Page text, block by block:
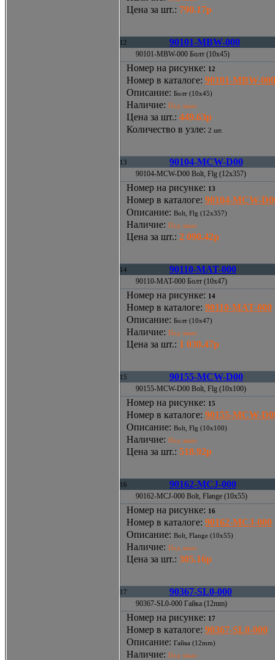
Цена за шт.: 790.17р
12 90101-MBW-000
90101-MBW-000 Болт (10x45)
Номер на рисунке: 12
Номер в каталоге: 90101-MBW-000
Описание: Болт (10x45)
Наличие: Под заказ
Цена за шт.: 449.63р
Количество в узле: 2 шт.
13 90104-MCW-D00
90104-MCW-D00 Bolt, Flg (12x357)
Номер на рисунке: 13
Номер в каталоге: 90104-MCW-
Описание: Bolt, Flg (12x357)
Наличие: Под заказ
Цена за шт.: 2 090.42р
14 90110-MAT-000
90110-MAT-000 Болт (10x47)
Номер на рисунке: 14
Номер в каталоге: 90110-MAT-000
Описание: Болт (10x47)
Наличие: Под заказ
Цена за шт.: 1 030.47р
15 90155-MCW-D00
90155-MCW-D00 Bolt, Flg (10x100)
Номер на рисунке: 15
Номер в каталоге: 90155-MCW-
Описание: Bolt, Flg (10x100)
Наличие: Под заказ
Цена за шт.: 518.92р
16 90162-MCJ-000
90162-MCJ-000 Bolt, Flange (10x55)
Номер на рисунке: 16
Номер в каталоге: 90162-MCJ-000
Описание: Bolt, Flange (10x55)
Наличие: Под заказ
Цена за шт.: 305.16р
17 90367-SL0-000
90367-SL0-000 Гайка (12mm)
Номер на рисунке: 17
Номер в каталоге: 90367-SL0-000
Описание: Гайка (12mm)
Наличие: Под заказ